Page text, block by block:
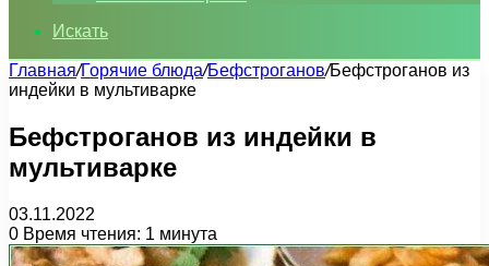
Искать
Главная/Горячие блюда/Бефстроганов/Бефстроганов из
индейки в мультиварке
Бефстроганов из индейки в
мультиварке
03.11.2022
0 Время чтения: 1 минута